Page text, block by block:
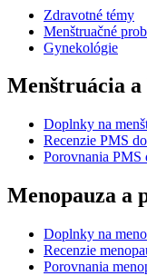
Zdravotné témy
Menštruačné
Gynekológie
Menštruácia a
Doplnky na
Recenzie PMS
Porovnania PMS
Menopauza a
Doplnky na
Recenzie
Porovnania